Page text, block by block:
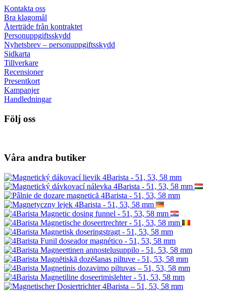
Kontakta oss
Bra klagomål
Återträde från kontraktet
Personuppgiftsskydd
Nyhetsbrev – personuppgiftsskydd
Sidkarta
Tillverkare
Recensioner
Presentkort
Kampanjer
Handledningar
Följ oss
Våra andra butiker